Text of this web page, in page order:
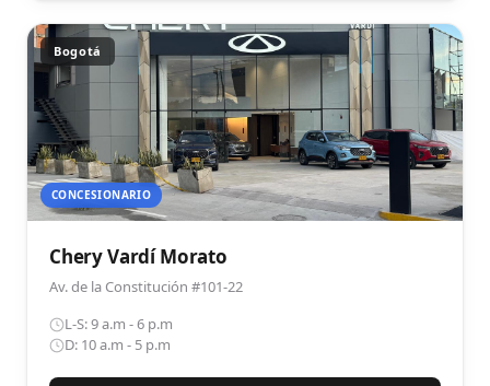
Bogotá
CONCESIONARIO
Chery Vardí Morato
Av. de la Constitución #101-22
L-S: 9 a.m - 6 p.m
D: 10 a.m - 5 p.m